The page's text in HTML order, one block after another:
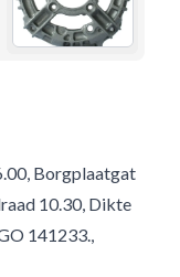
Borgplaatgat
10.30, Dikte
141233.,